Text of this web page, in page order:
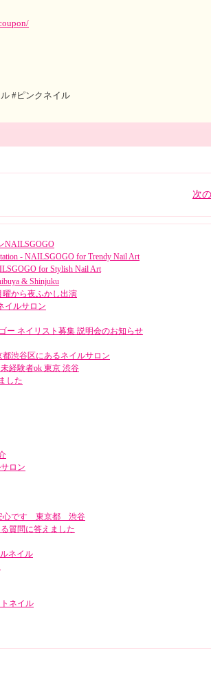
#ピンクネイル
次
NAILSGOGO
- NAILSGOGO for Trendy Nail Art
for Stylish Nail Art
& Shinjuku
から夜ふかし出演
イルサロン
ー ネイリスト募集 説明会のお知らせ
渋谷区にあるネイルサロン
経験者ok 東京 渋谷
した
ロン
心です 東京都 渋谷
質問に答えました
ネイル
ネイル